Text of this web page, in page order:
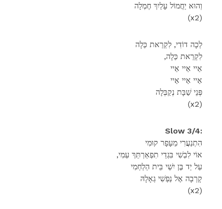
וְהוּא יַחֲמוֹל עָלַיִךְ חֶמְלָה
(x2)
לְכָה דוֹדִי, לִקְרַאת כַּלָה
,לִקְרַאת כַּלָה
אַיי אַיי אַיי
אַיי אַיי אַיי
פְּנֵי שַׁבָּת נְקַבְּלָה
(x2)
Slow 3/4:
הִתְנַעֲרִי מֵעָפָר קוּמִי
,אוֹי לִבְשִׁי בִּגְדֵי תִפְאַרְתֵּךְ עַמִי
עַל יַד בֶּן יִשַׁי בֵּית הַלַחְמִי
קָרְבָה אֶל נַפְשִׁי גְאָלָהּ
(x2)